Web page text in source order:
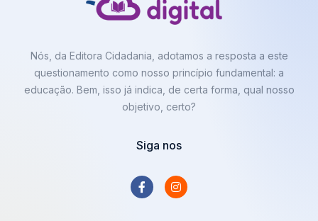
Nós, da Editora Cidadania, adotamos a resposta a este
questionamento como nosso princípio fundamental: a
educação. Bem, isso já indica, de certa forma, qual nosso
objetivo, certo?
Siga nos